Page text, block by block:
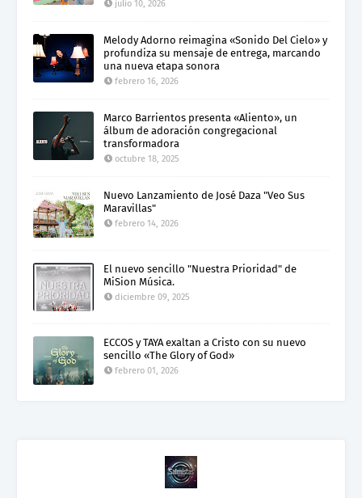
julio 10, 2026
Melody Adorno reimagina «Sonido Del Cielo» y
profundiza su mensaje de entrega, marcando
una nueva etapa sonora
febrero 16, 2026
Marco Barrientos presenta «Aliento», un
álbum de adoración congregacional
transformadora
octubre 18, 2025
Nuevo Lanzamiento de José Daza "Veo Sus
Maravillas"
febrero 14, 2026
El nuevo sencillo "Nuestra Prioridad" de
MiSion Música.
diciembre 09, 2025
ECCOS y TAYA exaltan a Cristo con su nuevo
sencillo «The Glory of God»
febrero 01, 2026